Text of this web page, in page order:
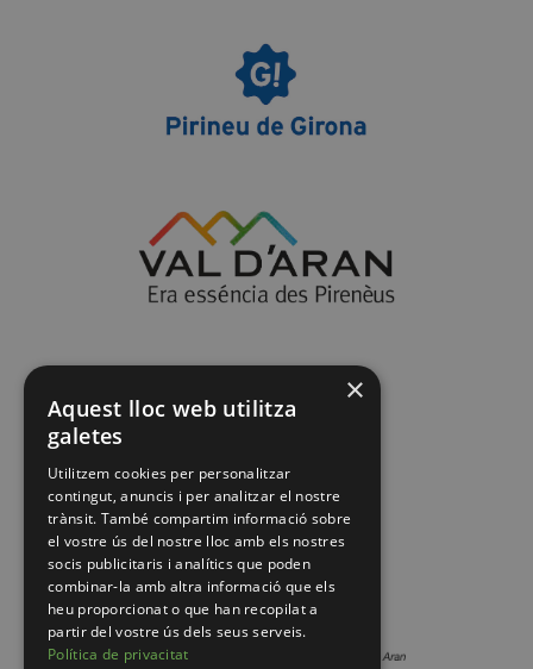
×
Aquest lloc web utilitza
galetes
Utilitzem cookies per personalitzar
contingut, anuncis i per analitzar el nostre
trànsit. També compartim informació sobre
el vostre ús del nostre lloc amb els nostres
socis publicitaris i analítics que poden
combinar-la amb altra informació que els
heu proporcionat o que han recopilat a
partir del vostre ús dels seus serveis.
Política de privacitat